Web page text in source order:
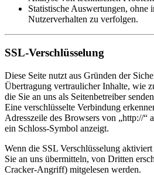
Statistische Auswertungen, ohne
Nutzerverhalten zu verfolgen.
SSL-Verschlüsselung
Diese Seite nutzt aus Gründen der
Übertragung vertraulicher Inhalte, wie
die Sie an uns als Seitenbetreiber
Eine verschlüsselte Verbindung
Adresszeile des Browsers von „http://“
ein Schloss-Symbol anzeigt.
Wenn die SSL Verschlüsselung
Sie an uns übermitteln, von Dritten
Cracker-Angriff) mitgelesen werden.